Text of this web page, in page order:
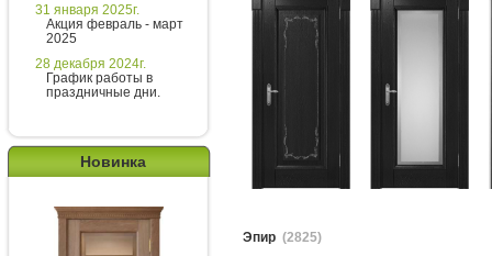
31 января 2025г.
Акция февраль - март
2025
28 декабря 2024г.
График работы в
праздничные дни.
Новинка
Эпир (2825)
Введите сообщение